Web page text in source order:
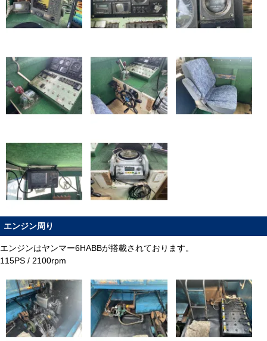
エンジン周り
エンジンはヤンマー6HABBが搭載されております。
115PS / 2100rpm